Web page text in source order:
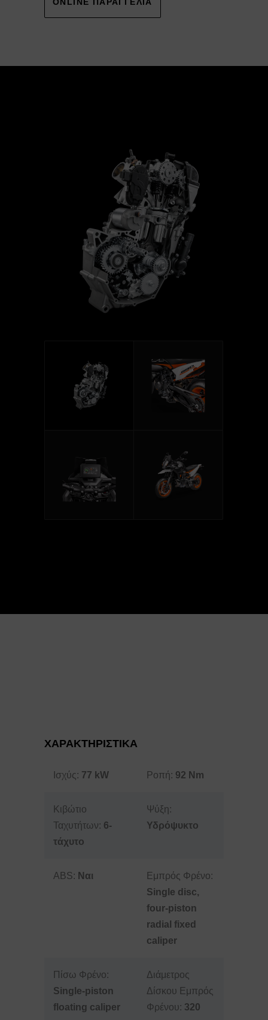
ΧΑΡΑΚΤΗΡΙΣΤΙΚΑ
Ισχύς: 77 kW Ροπή: 92 Nm
Κιβώτιο
Ταχυτήτων: 6-
τάχυτο
Ψύξη:
Υδρόψυκτο
ABS: Ναι
Εμπρός Φρένο:
Single disc,
four-piston
radial fixed
caliper
Πίσω Φρένο:
Single-piston
floating caliper
Διάμετρος
Δίσκου Εμπρός
Φρένου: 320